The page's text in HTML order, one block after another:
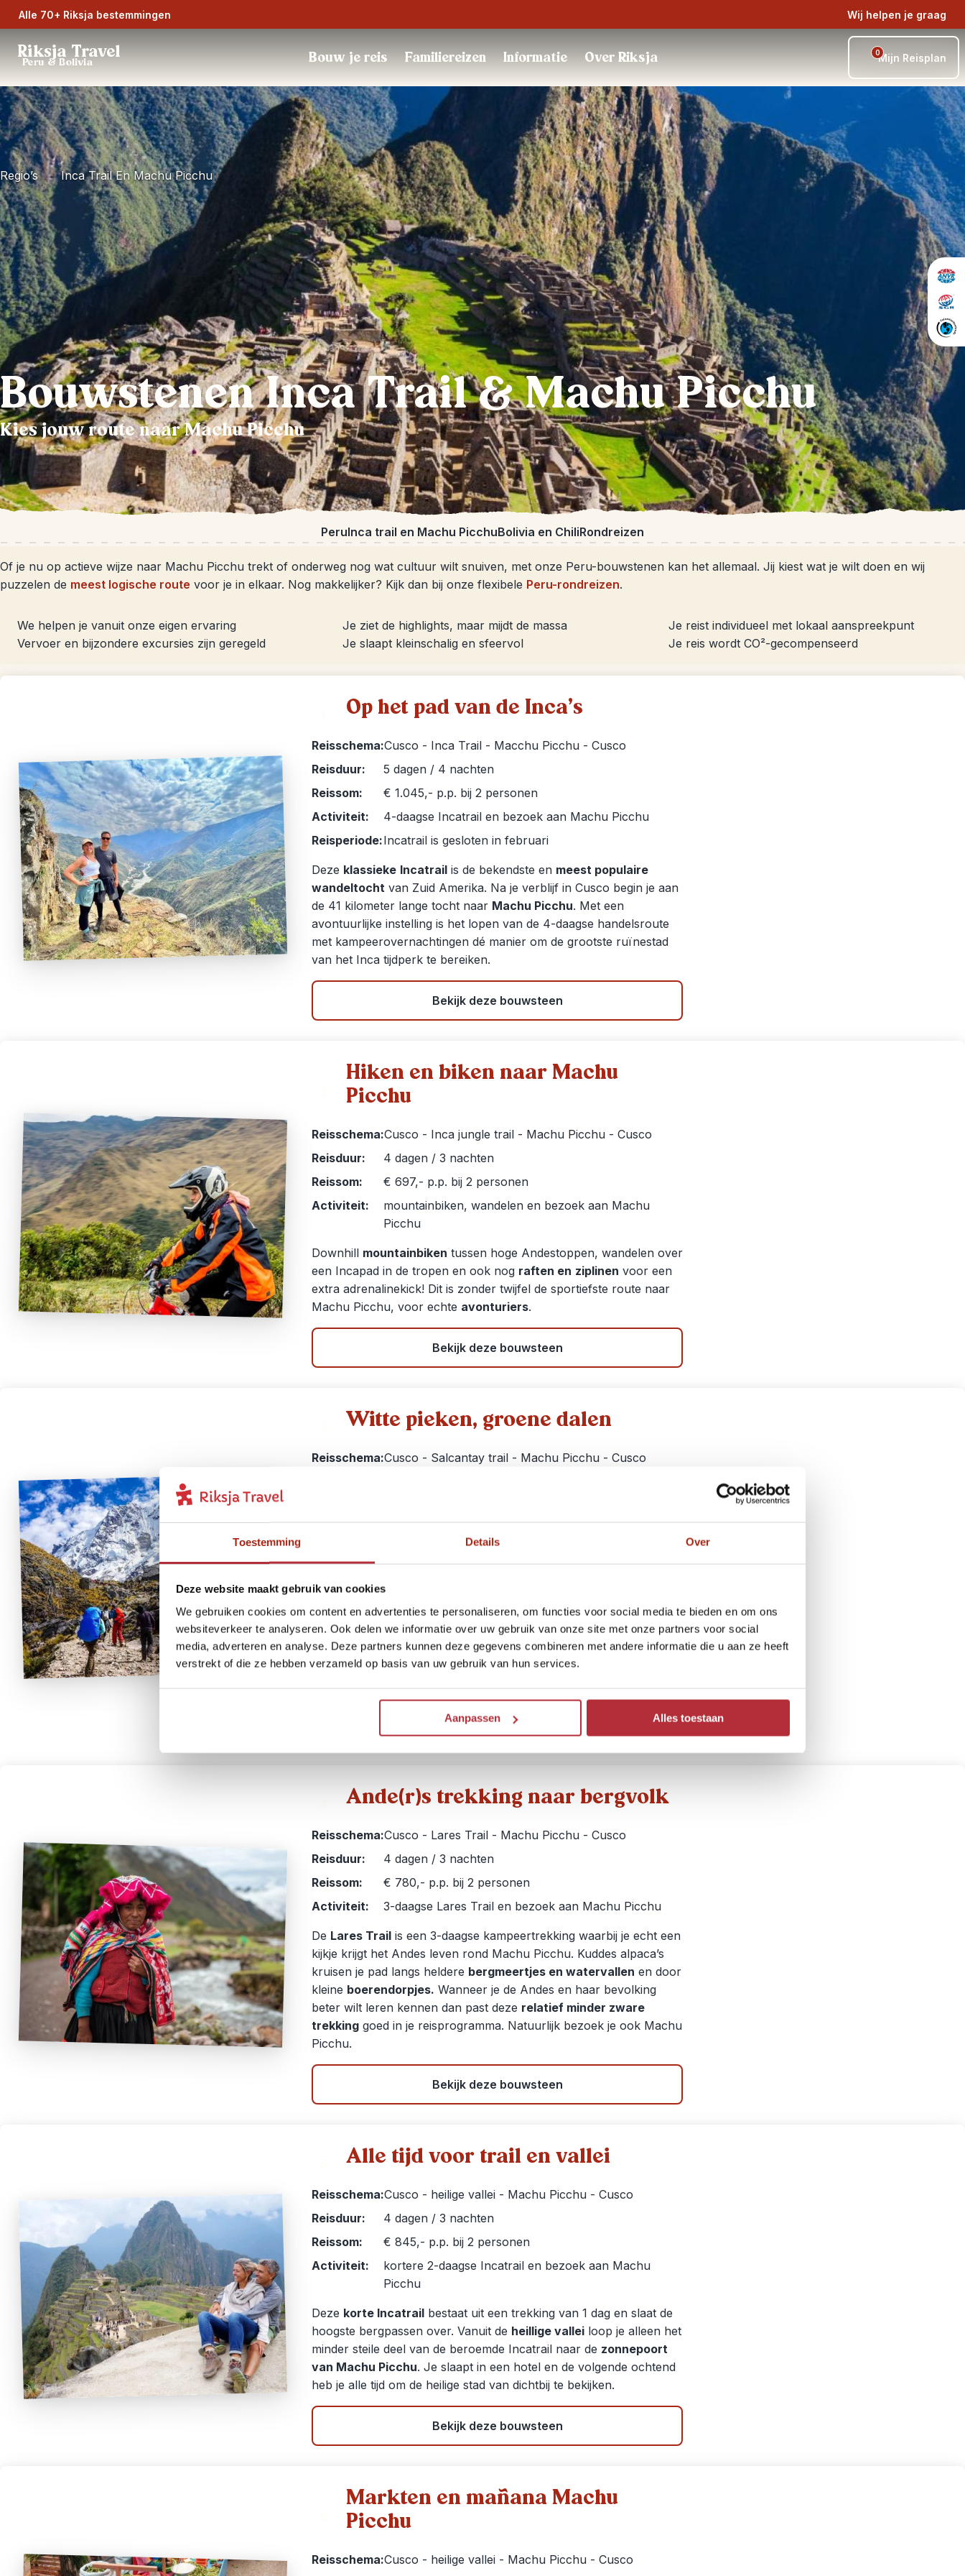
Toestemming Details Over
Deze website maakt gebruik van cookies
We gebruiken cookies om content en advertenties te personaliseren, om functies voor social media te bieden en om ons
websiteverkeer te analyseren. Ook delen we informatie over uw gebruik van onze site met onze partners voor social
media, adverteren en analyse. Deze partners kunnen deze gegevens combineren met andere informatie die u aan ze heeft
verstrekt of die ze hebben verzameld op basis van uw gebruik van hun services.
Aanpassen Alles toestaan
Alle 70+ Riksja bestemmingen Wij helpen je graag
Riksja Travel
Peru & Bolivia Bouw je reis Familiereizen Informatie Over Riksja 0Mijn Reisplan
Regio’s Inca Trail En Machu Picchu
Bouwstenen Inca Trail & Machu Picchu
Kies jouw route naar Machu Picchu
PeruInca trail en Machu PicchuBolivia en ChiliRondreizen
Of je nu op actieve wijze naar Machu Picchu trekt of onderweg nog wat cultuur wilt snuiven, met onze Peru-bouwstenen kan het allemaal. Jij kiest wat je wilt doen en wij
puzzelen de meest logische route voor je in elkaar. Nog makkelijker? Kijk dan bij onze flexibele Peru-rondreizen.
We helpen je vanuit onze eigen ervaring Je ziet de highlights, maar mijdt de massa
Je reist individueel met lokaal aanspreekpunt
Vervoer en bijzondere excursies zijn geregeld
Je slaapt kleinschalig en sfeervol Je reis wordt CO²-gecompenseerd
Op het pad van de Inca’s
Reisschema:Cusco - Inca Trail - Macchu Picchu - Cusco
Reisduur:
5 dagen / 4 nachten
Reissom:
€ 1.045,- p.p. bij 2 personen
Activiteit:
4-daagse Incatrail en bezoek aan Machu Picchu
Reisperiode:Incatrail is gesloten in februari
Deze klassieke Incatrail is de bekendste en meest populaire
wandeltocht van Zuid Amerika. Na je verblijf in Cusco begin je aan
de 41 kilometer lange tocht naar Machu Picchu. Met een
avontuurlijke instelling is het lopen van de 4-daagse handelsroute
met kampeerovernachtingen dé manier om de grootste ruïnestad
van het Inca tijdperk te bereiken.
Bekijk deze bouwsteen
Hiken en biken naar Machu
Picchu
Reisschema:Cusco - Inca jungle trail - Machu Picchu - Cusco
Reisduur:
4 dagen / 3 nachten
Reissom:
€ 697,- p.p. bij 2 personen
Activiteit:
mountainbiken, wandelen en bezoek aan Machu
Picchu
Downhill mountainbiken tussen hoge Andestoppen, wandelen over
een Incapad in de tropen en ook nog raften en ziplinen voor een
extra adrenalinekick! Dit is zonder twijfel de sportiefste route naar
Machu Picchu, voor echte avonturiers.
Bekijk deze bouwsteen
Witte pieken, groene dalen
Reisschema:Cusco - Salcantay trail - Machu Picchu - Cusco
populairste alternatieven voor de Inca Trail. Hoewel je minder
ruïnes ziet en de Zonnepoort niet wandelend bereikt, bieden de
witte bergtoppen en groene dalen eenspectaculair
uitzicht. Salcantay is de op één na hoogste berg in de omgeving van
Cusco (6271 meter) en daardoor is deze trail iets
Bekijk deze bouwsteen
Ande(r)s trekking naar bergvolk
Reisschema:Cusco - Lares Trail - Machu Picchu - Cusco
Reisduur:
4 dagen / 3 nachten
Reissom:
€ 780,- p.p. bij 2 personen
Activiteit:
3-daagse Lares Trail en bezoek aan Machu Picchu
De Lares Trail is een 3-daagse kampeertrekking waarbij je echt een
kijkje krijgt het Andes leven rond Machu Picchu. Kuddes alpaca’s
kruisen je pad langs heldere bergmeertjes en watervallen en door
kleine boerendorpjes. Wanneer je de Andes en haar bevolking
beter wilt leren kennen dan past deze relatief minder zware
trekking goed in je reisprogramma. Natuurlijk bezoek je ook Machu
Picchu.
Bekijk deze bouwsteen
Alle tijd voor trail en vallei
Reisschema:Cusco - heilige vallei - Machu Picchu - Cusco
Reisduur:
4 dagen / 3 nachten
Reissom:
€ 845,- p.p. bij 2 personen
Activiteit:
kortere 2-daagse Incatrail en bezoek aan Machu
Picchu
Deze korte Incatrail bestaat uit een trekking van 1 dag en slaat de
hoogste bergpassen over. Vanuit de heillige vallei loop je alleen het
minder steile deel van de beroemde Incatrail naar de zonnepoort
van Machu Picchu. Je slaapt in een hotel en de volgende ochtend
heb je alle tijd om de heilige stad van dichtbij te bekijken.
Bekijk deze bouwsteen
Markten en mañana Machu
Picchu
Reisschema:Cusco - heilige vallei - Machu Picchu - Cusco